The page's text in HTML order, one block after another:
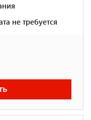
не требуется